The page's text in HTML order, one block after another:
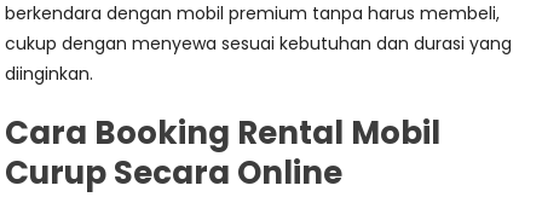
berkendara dengan mobil premium tanpa harus membeli,
cukup dengan menyewa sesuai kebutuhan dan durasi yang
diinginkan.
Cara Booking Rental Mobil
Curup Secara Online